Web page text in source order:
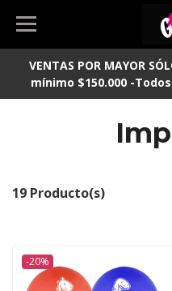
VENTAS POR MAYOR
mínimo $150.000 -
19 Producto(s)
-20%